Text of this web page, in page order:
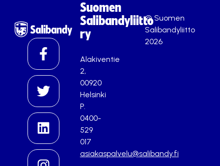
Suomen
Salibandyliitto
ry
Alakiventie
2,
00920
Helsinki
P.
0400-
529
017
asiakaspalvelu@salibandy.fi
© Suomen
Salibandyliitto
2026